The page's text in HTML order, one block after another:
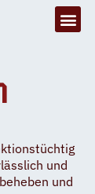
und
und